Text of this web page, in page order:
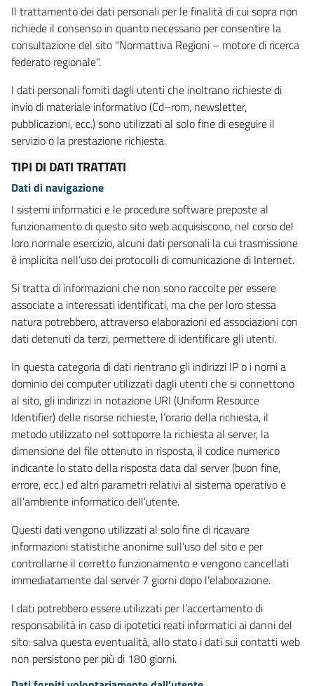
Il trattamento dei dati personali per le finalità di cui sopra non
richiede il consenso in quanto necessario per consentire la
consultazione del sito "Normattiva Regioni – motore di ricerca
federato regionale".
I dati personali forniti dagli utenti che inoltrano richieste di
invio di materiale informativo (Cd–rom, newsletter,
pubblicazioni, ecc.) sono utilizzati al solo fine di eseguire il
servizio o la prestazione richiesta.
TIPI DI DATI TRATTATI
Dati di navigazione
I sistemi informatici e le procedure software preposte al
funzionamento di questo sito web acquisiscono, nel corso del
loro normale esercizio, alcuni dati personali la cui trasmissione
è implicita nell’uso dei protocolli di comunicazione di Internet.
Si tratta di informazioni che non sono raccolte per essere
associate a interessati identificati, ma che per loro stessa
natura potrebbero, attraverso elaborazioni ed associazioni con
dati detenuti da terzi, permettere di identificare gli utenti.
In questa categoria di dati rientrano gli indirizzi IP o i nomi a
dominio dei computer utilizzati dagli utenti che si connettono
al sito, gli indirizzi in notazione URI (Uniform Resource
Identifier) delle risorse richieste, l’orario della richiesta, il
metodo utilizzato nel sottoporre la richiesta al server, la
dimensione del file ottenuto in risposta, il codice numerico
indicante lo stato della risposta data dal server (buon fine,
errore, ecc.) ed altri parametri relativi al sistema operativo e
all’ambiente informatico dell’utente.
Questi dati vengono utilizzati al solo fine di ricavare
informazioni statistiche anonime sull’uso del sito e per
controllarne il corretto funzionamento e vengono cancellati
immediatamente dal server 7 giorni dopo l’elaborazione.
I dati potrebbero essere utilizzati per l’accertamento di
responsabilità in caso di ipotetici reati informatici ai danni del
sito: salva questa eventualità, allo stato i dati sui contatti web
non persistono per più di 180 giorni.